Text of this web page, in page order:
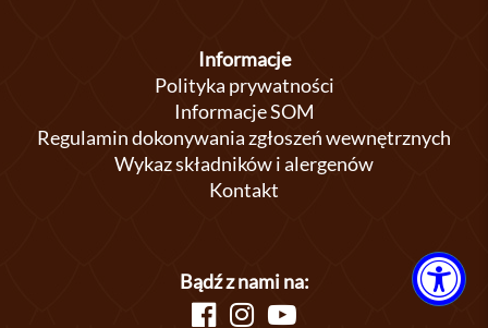
Informacje
Polityka prywatności
Informacje SOM
Regulamin dokonywania zgłoszeń wewnętrznych
Wykaz składników i alergenów
Kontakt
Bądź z nami na: